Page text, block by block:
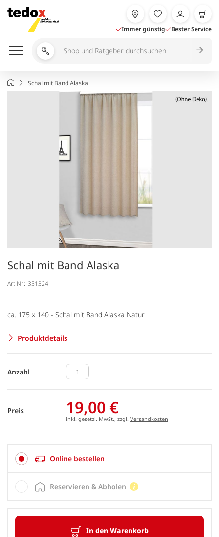
Inhalt
springen
Immer günstig Bester Service
Shop
durchsuchen
StartseiteSchal mit Band Alaska
Schal mit Band Alaska
Art.Nr.: 351324
ca. 175 x 140 - Schal mit Band Alaska Natur
Produktdetails
Anzahl
Preis 19,00 €
inkl. gesetzl. MwSt., zzgl. Versandkosten
Online bestellen
In den Warenkorb
Reservieren & Abholen